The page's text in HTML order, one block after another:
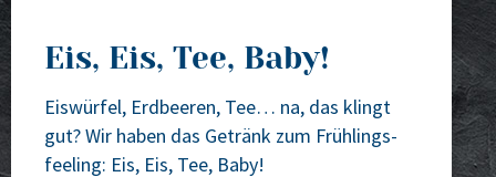
Eis, Eis, Tee, Baby!
Eis­wür­fel, Erd­bee­ren, Tee… na, das klingt
gut? Wir haben das Getränk zum Früh­lings­
fee­ling: Eis, Eis, Tee, Baby!